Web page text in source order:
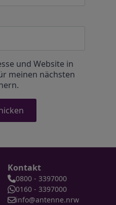
und Website in
meinen nächsten
Kontakt
0800 - 3397000
0160 - 3397000
info@antenne.nrw